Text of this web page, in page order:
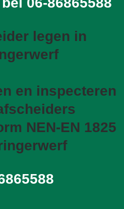
legen in
en inspecteren
NEN-EN 1825